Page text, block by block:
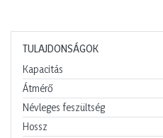
TULAJDONSÁGOK
Kapacitás
Átmérő
Névleges feszültség
Hossz